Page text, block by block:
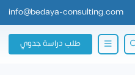
info@bedaya-consulting.com
طلب دراسة جدوي